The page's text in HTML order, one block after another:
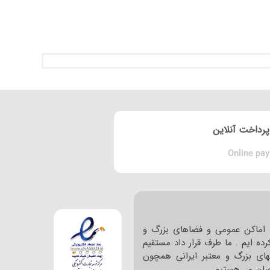
پرداخت آنلاین
Online pay
عمومی و فضاهای بزرگ و
ایم . ما طرف قرار داد مستقیم
بزرگ و معتبر ایرانی همچون